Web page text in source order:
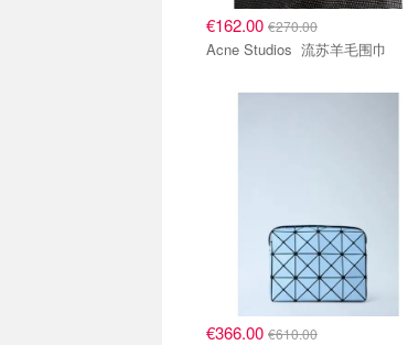
€162.00 €270.00
Acne Studios 流苏羊毛围巾
€366.00 €610.00